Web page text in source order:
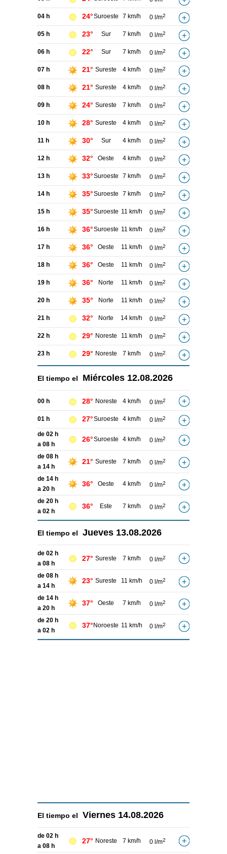
04 h 24°Suroeste 7 km/h 0 l/m2
05 h 23° Sur 7 km/h 0 l/m2
06 h 22° Sur 7 km/h 0 l/m2
07 h 21° Sureste 4 km/h 0 l/m2
08 h 21° Sureste 4 km/h 0 l/m2
09 h 24° Sureste 7 km/h 0 l/m2
10 h 28° Sureste 4 km/h 0 l/m2
11 h 30° Sur 4 km/h 0 l/m2
12 h 32° Oeste 4 km/h 0 l/m2
13 h 33°Suroeste 7 km/h 0 l/m2
14 h 35°Suroeste 7 km/h 0 l/m2
15 h 35°Suroeste 11 km/h 0 l/m2
16 h 36°Suroeste 11 km/h 0 l/m2
17 h 36° Oeste 11 km/h 0 l/m2
18 h 36° Oeste 11 km/h 0 l/m2
19 h 36° Norte 11 km/h 0 l/m2
20 h 35° Norte 11 km/h 0 l/m2
21 h 32° Norte 14 km/h 0 l/m2
22 h 29° Noreste 11 km/h 0 l/m2
23 h 29° Noreste 7 km/h 0 l/m2
El tiempo el Miércoles 12.08.2026
00 h 28° Noreste 4 km/h 0 l/m2
01 h 27°Suroeste 4 km/h 0 l/m2
de 02 h
a 08 h
26°Suroeste 4 km/h 0 l/m2
de 08 h
a 14 h
21° Sureste 7 km/h 0 l/m2
de 14 h
a 20 h
36° Oeste 4 km/h 0 l/m2
de 20 h
a 02 h
36° Este 7 km/h 0 l/m2
El tiempo el Jueves 13.08.2026
de 02 h
a 08 h
27° Sureste 7 km/h 0 l/m2
de 08 h
a 14 h
23° Sureste 11 km/h 0 l/m2
de 14 h
a 20 h
37° Oeste 7 km/h 0 l/m2
de 20 h
a 02 h
37° Noroeste 11 km/h 0 l/m2
El tiempo el Viernes 14.08.2026
de 02 h
a 08 h
27° Noreste 7 km/h 0 l/m2